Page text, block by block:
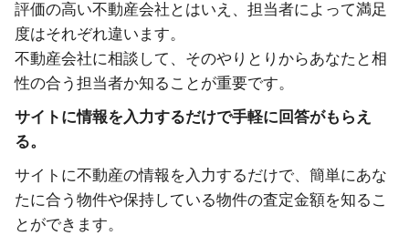
評価の高い不動産会社とはいえ、担当者によって満足
度はそれぞれ違います。
不動産会社に相談して、そのやりとりからあなたと相
性の合う担当者か知ることが重要です。
サイトに情報を入力するだけで手軽に回答がもらえ
る。
サイトに不動産の情報を入力するだけで、簡単にあな
たに合う物件や保持している物件の査定金額を知るこ
とができます。